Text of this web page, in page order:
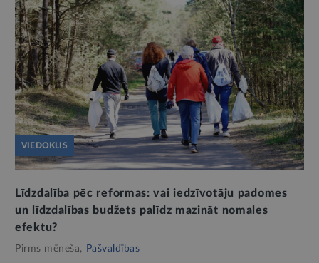
VIEDOKLIS
Līdzdalība pēc reformas: vai iedzīvotāju padomes
un līdzdalības budžets palīdz mazināt nomales
efektu?
Pirms mēneša, Pašvaldības